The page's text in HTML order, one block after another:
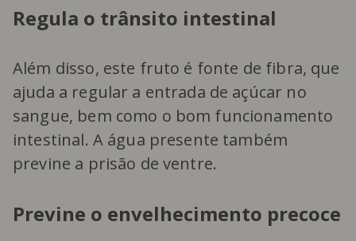
Regula o trânsito intestinal
Além disso, este fruto é fonte de fibra, que
ajuda a regular a entrada de açúcar no
sangue, bem como o bom funcionamento
intestinal. A água presente também
previne a prisão de ventre.
Previne o envelhecimento precoce